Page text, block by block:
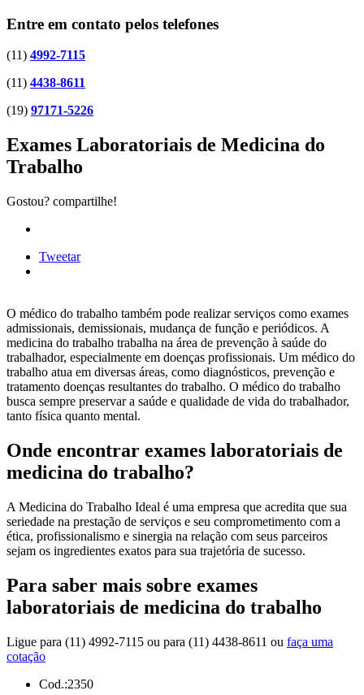
Entre em contato pelos telefones
(11) 4992-7115
(11) 4438-8611
(19) 97171-5226
Exames Laboratoriais de Medicina do
Trabalho
Gostou? compartilhe!
Tweetar
O médico do trabalho também pode realizar serviços como exames
admissionais, demissionais, mudança de função e periódicos. A
medicina do trabalho trabalha na área de prevenção à saúde do
trabalhador, especialmente em doenças profissionais. Um médico do
trabalho atua em diversas áreas, como diagnósticos, prevenção e
tratamento doenças resultantes do trabalho. O médico do trabalho
busca sempre preservar a saúde e qualidade de vida do trabalhador,
tanto física quanto mental.
Onde encontrar exames laboratoriais de
medicina do trabalho?
A Medicina do Trabalho Ideal é uma empresa que acredita que sua
seriedade na prestação de serviços e seu comprometimento com a
ética, profissionalismo e sinergia na relação com seus parceiros
sejam os ingredientes exatos para sua trajetória de sucesso.
Para saber mais sobre exames
laboratoriais de medicina do trabalho
Ligue para (11) 4992-7115 ou para (11) 4438-8611 ou faça uma
cotação
Cod.:2350